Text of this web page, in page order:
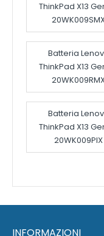
ThinkPad X13
Batteria
ThinkPad X13
Batteria
ThinkPad X13
20WK009PIX
INFORMAZIONI